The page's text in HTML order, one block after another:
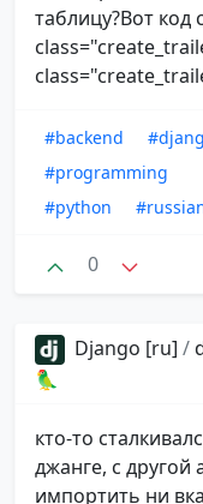
таблицу?Вот код
#backend
#programming
#python
0
Django [ru] /
🦜
кто-то
джанге, с другой
импортить ни